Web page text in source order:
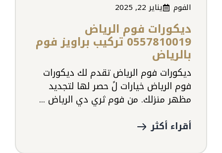
الفوم يناير 22, 2025
ديكورات فوم الرياض
0557810019 تركيب براويز فوم
بالرياض
ديكورات فوم الرياض تقدم لك ديكورات
فوم الرياض خيارات لً حصر لها لتجديد
مظهر منزلك. من فوم ثري دي الرياض ...
أقراء أكثر